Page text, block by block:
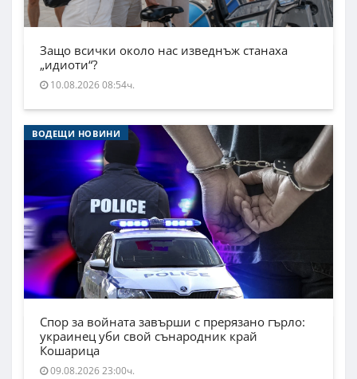
Защо всички около нас изведнъж станаха
„идиоти“?
10.08.2026 08:54ч.
ВОДЕЩИ НОВИНИ
Спор за войната завърши с прерязано гърло:
украинец уби свой сънародник край
Кошарица
09.08.2026 23:00ч.